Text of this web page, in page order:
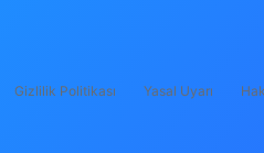
Gizlilik Politikası Yasal Uyarı